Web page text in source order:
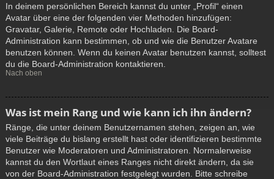
In deinem persönlichen Bereich kannst du unter „Profil“ einen
Avatar über eine der folgenden vier Methoden hinzufügen:
Gravatar, Galerie, Remote oder Hochladen. Die Board-
Administration kann bestimmen, ob und wie die Benutzer Avatare
benutzen können. Wenn du keinen Avatar benutzen kannst, solltest
du die Board-Administration kontaktieren.
Nach oben
Was ist mein Rang und wie kann ich ihn ändern?
Ränge, die unter deinem Benutzernamen stehen, zeigen an, wie
viele Beiträge du bislang erstellt hast oder identifizieren bestimmte
Benutzer wie Moderatoren und Administratoren. Normalerweise
kannst du den Wortlaut eines Ranges nicht direkt ändern, da sie
von der Board-Administration festgelegt wurden. Bitte schreibe